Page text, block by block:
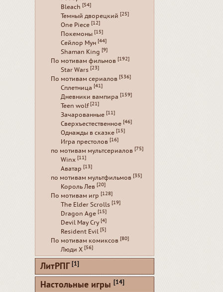
Bleach [54]
Темный дворецкий [25]
One Piece [12]
Покемоны [15]
Сейлор Мун [44]
Shaman King [9]
По мотивам фильмов [192]
Star Wars [23]
По мотивам сериалов [536]
Сплетница [41]
Дневники вампира [159]
Teen wolf [21]
Зачарованные [11]
Сверхъестественное [46]
Однажды в сказке [15]
Игра престолов [16]
по мотивам мультсериалов [75]
Winx [11]
Аватар [13]
по мотивам мультфильмов [35]
Король Лев [20]
По мотивам игр [128]
The Elder Scrolls [19]
Dragon Age [15]
Devil May Cry [4]
Resident Evil [5]
По мотивам комиксов [80]
Люди Х [56]
ЛитРПГ [1]
Настольные игры [14]